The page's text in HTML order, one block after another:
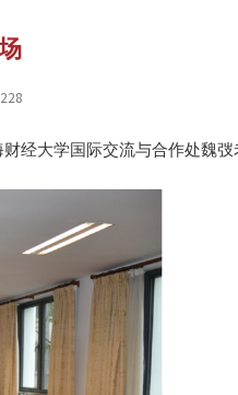
228
经大学国际交流与合作处魏